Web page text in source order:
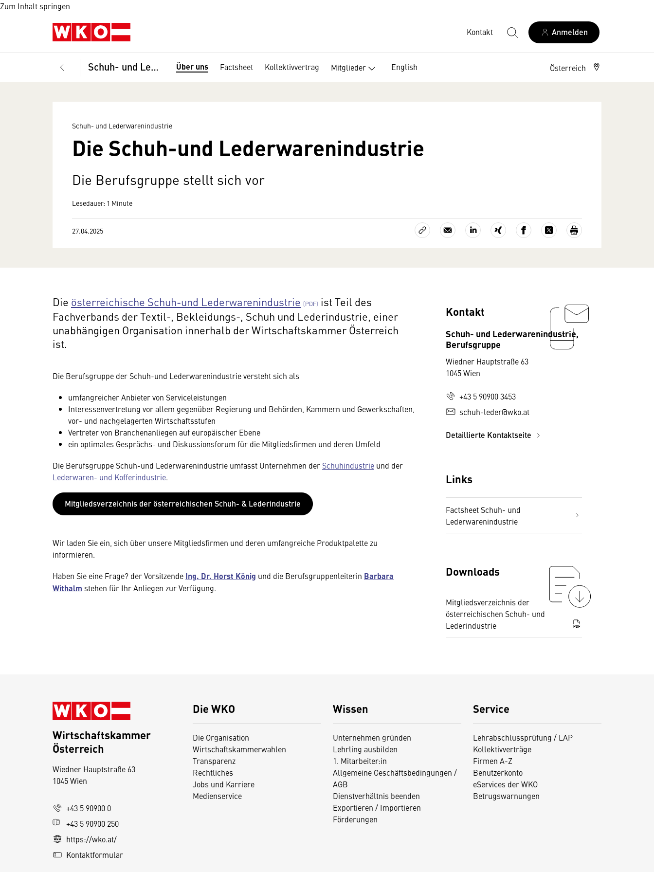
Zum Inhalt springen
Kontakt Anmelden
Schuh- und Lederwarenindustrie Über uns Factsheet Kollektivvertrag Mitglieder English Österreich
Schuh- und Lederwarenindustrie
Die Schuh-und Lederwarenindustrie
Die Berufsgruppe stellt sich vor
Lesedauer: 1 Minute
27.04.2025
Die österreichische Schuh-und Lederwarenindustrie
ist Teil des
Fachverbands der Textil-, Bekleidungs-, Schuh und Lederindustrie, einer
unabhängigen Organisation innerhalb der Wirtschaftskammer Österreich
ist.
Die Berufsgruppe der Schuh-und Lederwarenindustrie versteht sich als
umfangreicher Anbieter von Serviceleistungen
Interessenvertretung vor allem gegenüber Regierung und Behörden, Kammern und Gewerkschaften,
vor- und nachgelagerten Wirtschaftsstufen
Vertreter von Branchenanliegen auf europäischer Ebene
ein optimales Gesprächs- und Diskussionsforum für die Mitgliedsfirmen und deren Umfeld
Die Berufsgruppe Schuh-und Lederwarenindustrie umfasst Unternehmen der Schuhindustrie und der
Lederwaren- und Kofferindustrie.
Mitgliedsverzeichnis der österreichischen Schuh- & Lederindustrie
Wir laden Sie ein, sich über unsere Mitgliedsfirmen und deren umfangreiche Produktpalette zu
informieren.
Haben Sie eine Frage? der Vorsitzende Ing. Dr. Horst König und die Berufsgruppenleiterin Barbara
Withalm stehen für Ihr Anliegen zur Verfügung.
Kontakt
Schuh- und Lederwarenindustrie,
Berufsgruppe
Wiedner Hauptstraße 63
1045 Wien
+43 5 90900 3453
schuh-leder@wko.at
Detaillierte Kontaktseite
Links
Factsheet Schuh- und
Lederwarenindustrie
Downloads
Mitgliedsverzeichnis der
österreichischen Schuh- und
Lederindustrie
PDF
Die WKO
Die Organisation
Wirtschaftskammerwahlen
Transparenz
Rechtliches
Jobs und Karriere
Medienservice
Wissen
Unternehmen gründen
Lehrling ausbilden
1. Mitarbeiter:in
Allgemeine Geschäftsbedingungen /
AGB
Dienstverhältnis beenden
Exportieren / Importieren
Förderungen
Service
Lehrabschlussprüfung / LAP
Kollektivverträge
Firmen A-Z
Benutzerkonto
eServices der WKO
Betrugswarnungen
Wirtschaftskammer
Österreich
Wiedner Hauptstraße 63
1045 Wien
+43 5 90900 0
+43 5 90900 250
https://wko.at/
Kontaktformular